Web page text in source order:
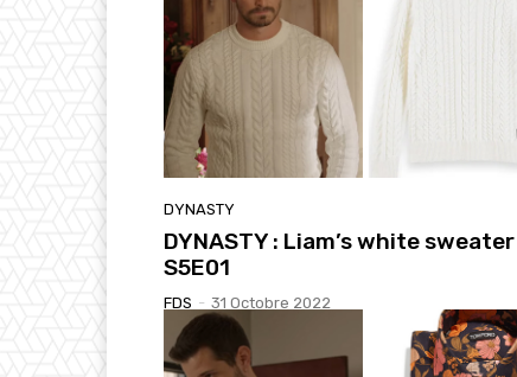
DYNASTY
DYNASTY : Liam’s white
S5E01
FDS - 31 Octobre 2022